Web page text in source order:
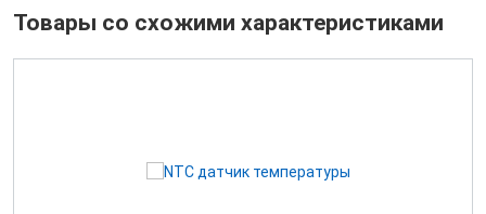
Товары со схожими характеристиками